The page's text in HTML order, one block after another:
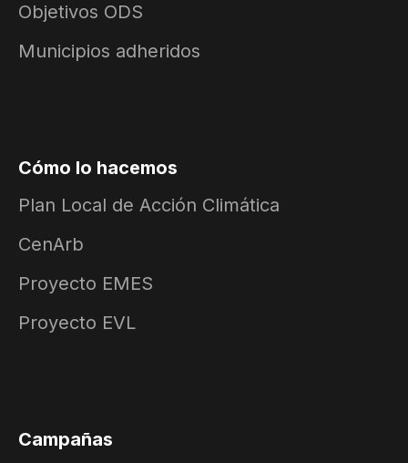
Objetivos ODS
Municipios adheridos
Cómo lo hacemos
Plan Local de Acción Climática
CenArb
Proyecto EMES
Proyecto EVL
Campañas